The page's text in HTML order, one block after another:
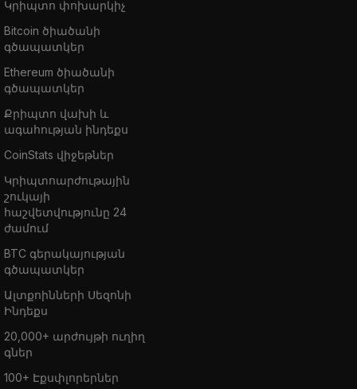
Կրիպտո փոխարկիչ
Bitcoin ծիածանի
գծապատկեր
Ethereum ծիածանի
գծապատկեր
Քրիպտո վախի և
ագահության ինդեքս
CoinStats վիջեթներ
Կրիպտոարժութային
շուկայի
հաշվետվությունը 24
ժամում
BTC գերակայության
գծապատկեր
Ալտքոինների Սեզոնի
Ինդեքս
20,000+ արժույթի ուղիղ
գներ
100+ Էքսփլորերներ